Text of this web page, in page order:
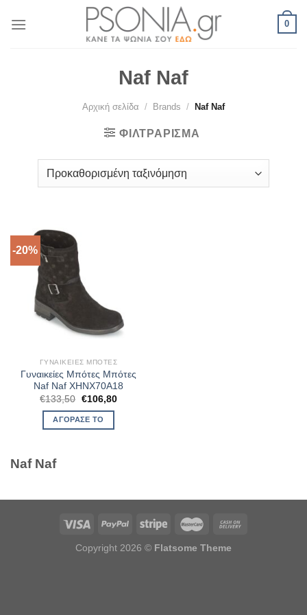
0
Naf Naf
Αρχική σελίδα / Brands / Naf Naf
ΦΙΛΤΡΆΡΙΣΜΑ
-20%
ΓΥΝΑΙΚΕΊΕΣ ΜΠΌΤΕΣ
Γυναικείες Μπότες Μπότες
Naf Naf XHNX70A18
€133,50 Original
was:
€133,50.
€106,80Η
ΑΓΌΡΑΣΈ ΤΟ
Naf Naf
Copyright 2026 © Flatsome Theme